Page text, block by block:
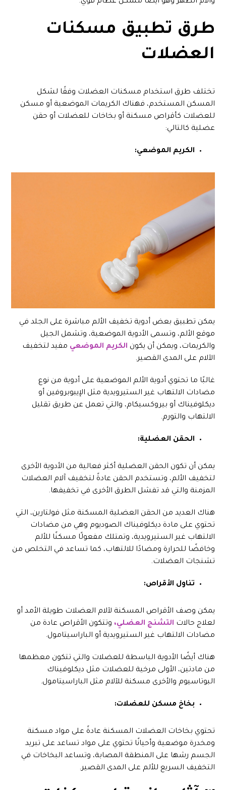
وآلام الظهر وهو أيضًا مسكن عظام قوي.
طرق تطبيق مسكنات
العضلات
تختلف طرق استخدام مسكنات العضلات وفقًا لشكل
المسكن المستخدم، فهناك الكريمات الموضعية أو مسكن
للعضلات كأقراص مسكنة أو بخاخات للعضلات أو حقن
عضلية كالتالي:
الكريم الموضعي:
يمكن تطبيق بعض أدوية تخفيف الألم مباشرة على الجلد في
موقع الألم، وتسمى الأدوية الموضعية، وتشمل الجيل
والكريمات، ويمكن أن يكون الكريم الموضعي مفيد لتخفيف
الآلام على المدى القصير.
غالبًا ما تحتوي أدوية الألم الموضعية على أدوية من نوع
مضادات الالتهاب غير الستيرويدية مثل الإيبوبروفين أو
ديكلوفيناك أو بيروكسيكام، والتي تعمل عن طريق تقليل
الالتهاب والتورم.
الحقن العضلية:
يمكن أن تكون الحقن العضلية أكثر فعالية من الأدوية الأخرى
لتخفيف الألم، وتستخدم الحقن عادةً لتخفيف آلام العضلات
المزمنة والتي قد تفشل الطرق الأخرى في تخفيفها.
هناك العديد من الحقن العضلية المسكنة مثل فولتارين، التي
تحتوي على مادة ديكلوفيناك الصوديوم وهي من مضادات
الالتهاب غير الستيرويدية، وتمتلك مفعولًا مسكنًا للألم
وخافضًا للحرارة ومضادًا للالتهاب، كما تساعد في التخلص من
تشنجات العضلات.
تناول الأقراص:
يمكن وصف الأقراص المسكنة لآلام العضلات طويلة الأمد أو
لعلاج حالات التشنج العضلي، وتتكون الأقراص عادة من
مضادات الالتهاب غير الستيرويدية أو الباراسيتامول.
هناك أيضًا الأدوية الباسطة للعضلات والتي تتكون معظمها
من مادتين، الأولى مرخية للعضلات مثل ديكلوفيناك
البوتاسيوم والأخرى مسكنة للآلام مثل الباراسيتامول.
بخاخ مسكن للعضلات:
تحتوي بخاخات العضلات المسكنة عادةً على مواد مسكنة
ومخدرة موضعية وأحيانًا تحتوي على مواد تساعد على تبريد
الجسم رشها على المنطقة المصابة، وتساعد البخاخات في
التخفيف السريع للألم على المدى القصير.